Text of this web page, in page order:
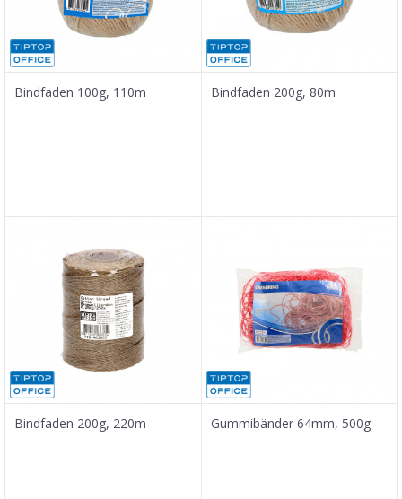
Bindfaden 100g, 110m Bindfaden 200g, 80m
Bindfaden 200g, 220m Gummibänder 64mm, 500g